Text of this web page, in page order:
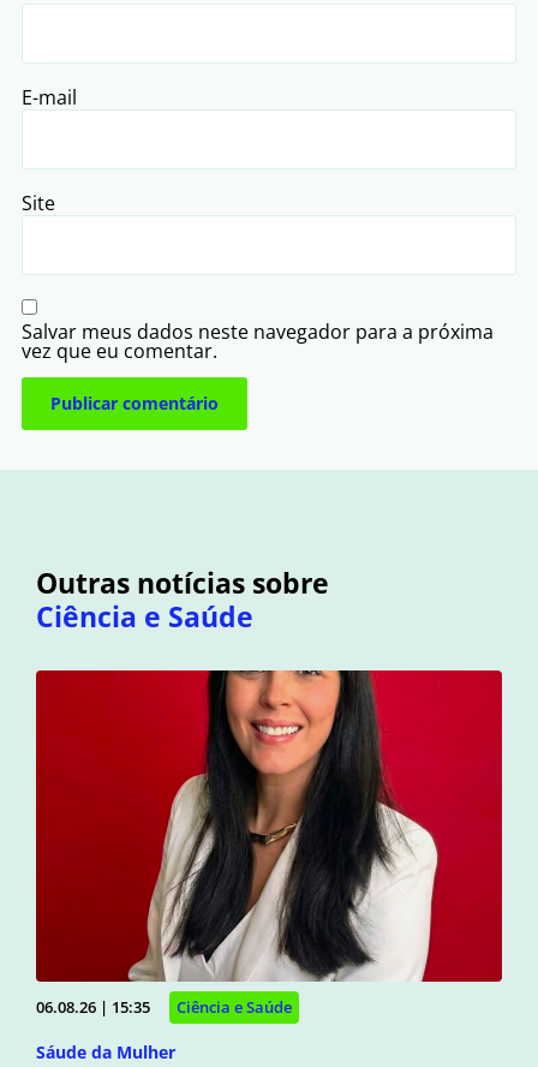
E-mail
Site
Salvar meus dados neste navegador para a próxima
vez que eu comentar.
Outras notícias sobre
Ciência e Saúde
06.08.26 | 15:35 Ciência e Saúde
Sáude da Mulher